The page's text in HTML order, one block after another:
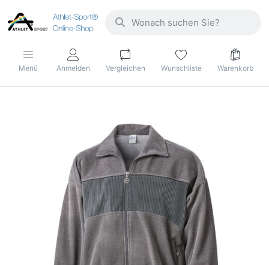
Menü Anmelden Vergleichen Wunschliste Warenkorb